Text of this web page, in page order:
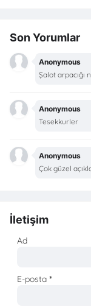
Son Yorumlar
Anonymous
Şalot arpacığı
Anonymous
Tesekkurler
Anonymous
Çok güzel
İletişim
Ad
E-posta*